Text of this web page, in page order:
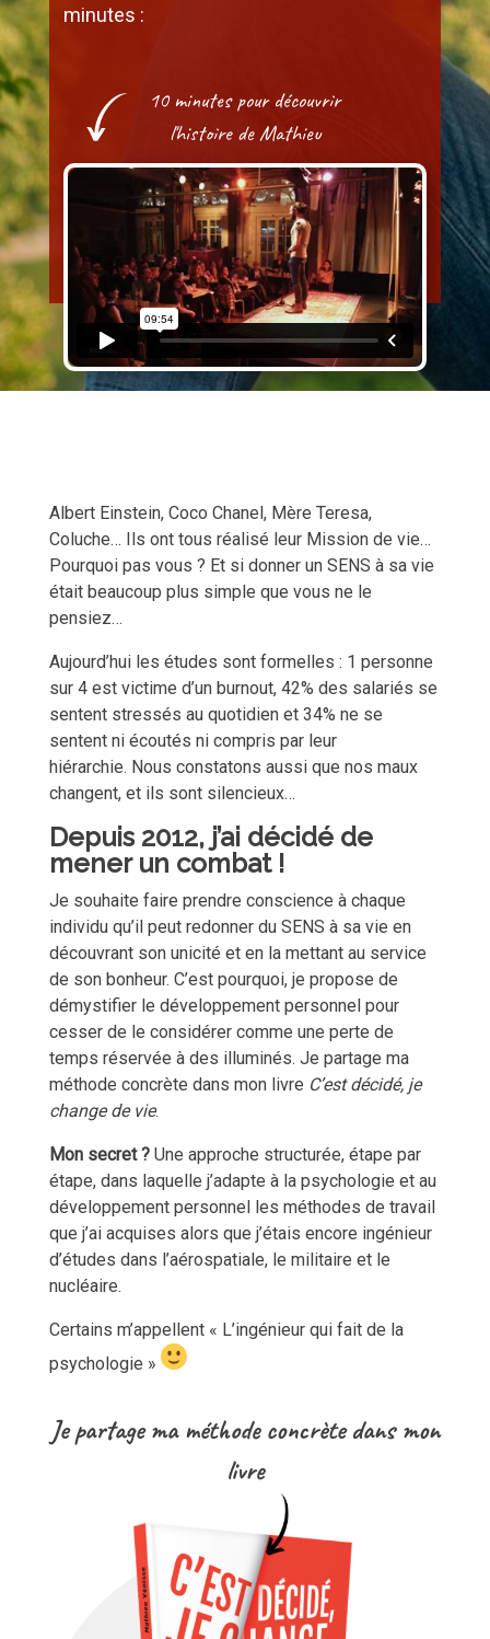
minutes :
10 minutes pour découvrir
l'histoire de Mathieu
Albert Einstein, Coco Chanel, Mère Teresa,
Coluche… Ils ont tous réalisé leur Mission de vie…
Pourquoi pas vous ? Et si donner un SENS à sa vie
était beaucoup plus simple que vous ne le
pensiez…
Aujourd’hui les études sont formelles : 1 personne
sur 4 est victime d’un burnout, 42% des salariés se
sentent stressés au quotidien et 34% ne se
sentent ni écoutés ni compris par leur
hiérarchie. Nous constatons aussi que nos maux
changent, et ils sont silencieux…
Depuis 2012, j’ai décidé de
mener un combat !
Je souhaite faire prendre conscience à chaque
individu qu’il peut redonner du SENS à sa vie en
découvrant son unicité et en la mettant au service
de son bonheur. C’est pourquoi, je propose de
démystifier le développement personnel pour
cesser de le considérer comme une perte de
temps réservée à des illuminés. Je partage ma
méthode concrète dans mon livre C’est décidé, je
change de vie.
Mon secret ?Une approche structurée, étape par
étape, dans laquelle j’adapte à la psychologie et au
développement personnel les méthodes de travail
que j’ai acquises alors que j’étais encore ingénieur
d’études dans l’aérospatiale, le militaire et le
nucléaire.
Certains m’appellent « L’ingénieur qui fait de la
psychologie »
Je partage ma méthode concrète dans mon
livre